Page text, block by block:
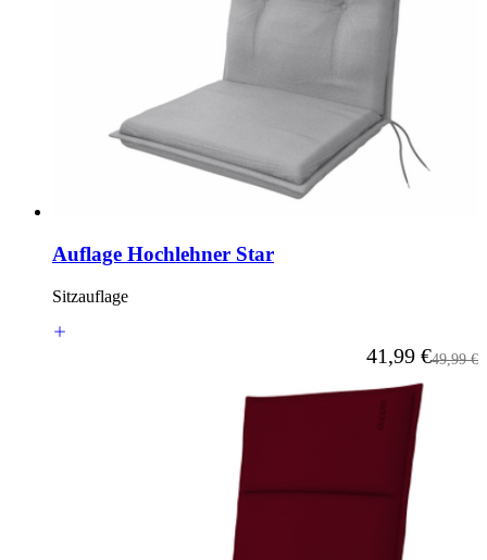
Auflage Hochlehner Star
Sitzauflage
Ab
41,99 €49,99 €